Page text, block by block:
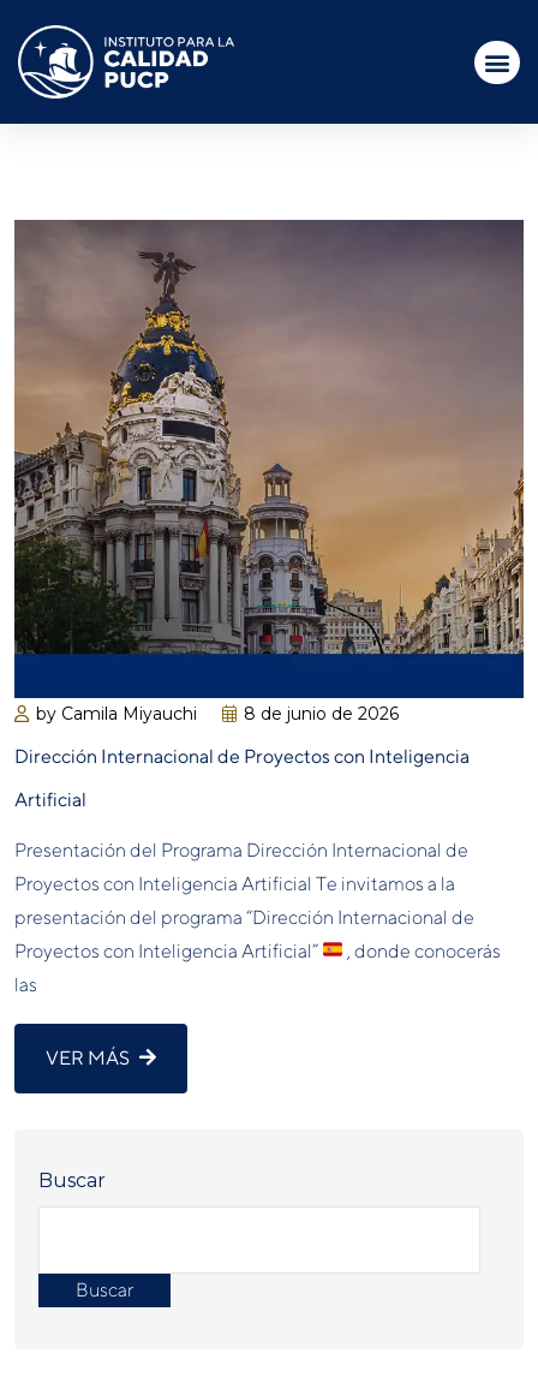
by Camila Miyauchi 8 de junio de 2026
Dirección Internacional de Proyectos con Inteligencia
Artificial
Presentación del Programa Dirección Internacional de
Proyectos con Inteligencia Artificial Te invitamos a la
presentación del programa “Dirección Internacional de
Proyectos con Inteligencia Artificial”
, donde conocerás
las
VER MÁS
Buscar
Buscar